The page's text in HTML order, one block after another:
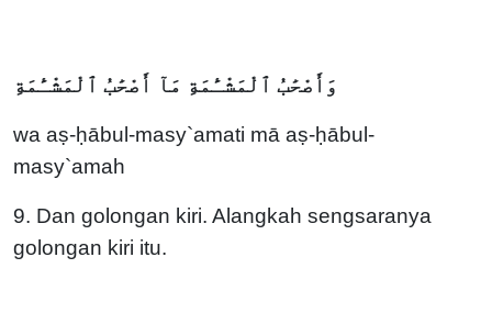
وَأَصْحَٰبُ ٱلْمَشْـَٔمَةِ مَآ أَصْحَٰبُ ٱلْمَشْـَٔمَةِ
wa aṣ-ḥābul-masy`amati mā aṣ-ḥābul-
masy`amah
9. Dan golongan kiri. Alangkah sengsaranya
golongan kiri itu.